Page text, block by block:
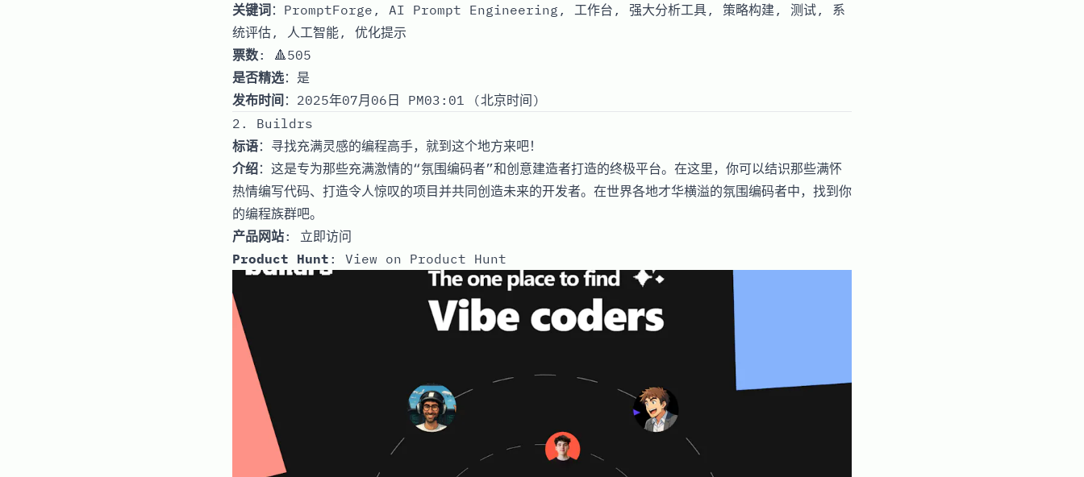
关键词：PromptForge, AI Prompt Engineering, 工作台, 强大分析工具, 策略构建, 测试, 系
统评估, 人工智能, 优化提示
票数: 🔺505
是否精选：是
发布时间 ：2025年07月06日 PM03:01 (北京时间)
2. Buildrs
标语：寻找充满灵感的编程高手，就到这个地方来吧！
介绍：这是专为那些充满激情的“氛围编码者”和创意建造者打造的终极平台。在这里，你可以结识那些满怀
热情编写代码、打造令人惊叹的项目并共同创造未来的开发者。在世界各地才华横溢的氛围编码者中，找到你
的编程族群吧。
产品网站: 立即访问
Product Hunt : View on Product Hunt